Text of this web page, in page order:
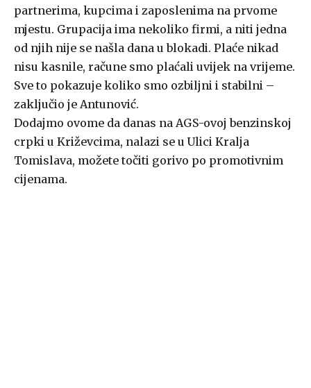
partnerima, kupcima i zaposlenima na prvome
mjestu. Grupacija ima nekoliko firmi, a niti jedna
od njih nije se našla dana u blokadi. Plaće nikad
nisu kasnile, račune smo plaćali uvijek na vrijeme.
Sve to pokazuje koliko smo ozbiljni i stabilni –
zaključio je Antunović.
Dodajmo ovome da danas na AGS-ovoj benzinskoj
crpki u Križevcima, nalazi se u Ulici Kralja
Tomislava, možete točiti gorivo po promotivnim
cijenama.